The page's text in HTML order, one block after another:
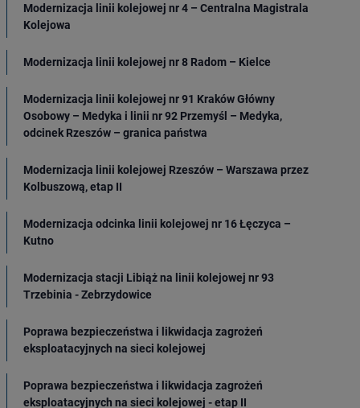
Modernizacja linii kolejowej nr 4 – Centralna Magistrala
Kolejowa
Modernizacja linii kolejowej nr 8 Radom – Kielce
Modernizacja linii kolejowej nr 91 Kraków Główny
Osobowy – Medyka i linii nr 92 Przemyśl – Medyka,
odcinek Rzeszów – granica państwa
Modernizacja linii kolejowej Rzeszów – Warszawa przez
Kolbuszową, etap II
Modernizacja odcinka linii kolejowej nr 16 Łęczyca –
Kutno
Modernizacja stacji Libiąż na linii kolejowej nr 93
Trzebinia - Zebrzydowice
Poprawa bezpieczeństwa i likwidacja zagrożeń
eksploatacyjnych na sieci kolejowej
Poprawa bezpieczeństwa i likwidacja zagrożeń
eksploatacyjnych na sieci kolejowej - etap II